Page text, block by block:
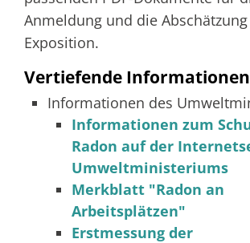
Anmeldung und die
Exposition.
Vertiefende Informationen
Informationen des
Informationen zum
Radon auf der
Umweltministeriums
Merkblatt "Radon an
Arbeitsplätzen"
Erstmessung der